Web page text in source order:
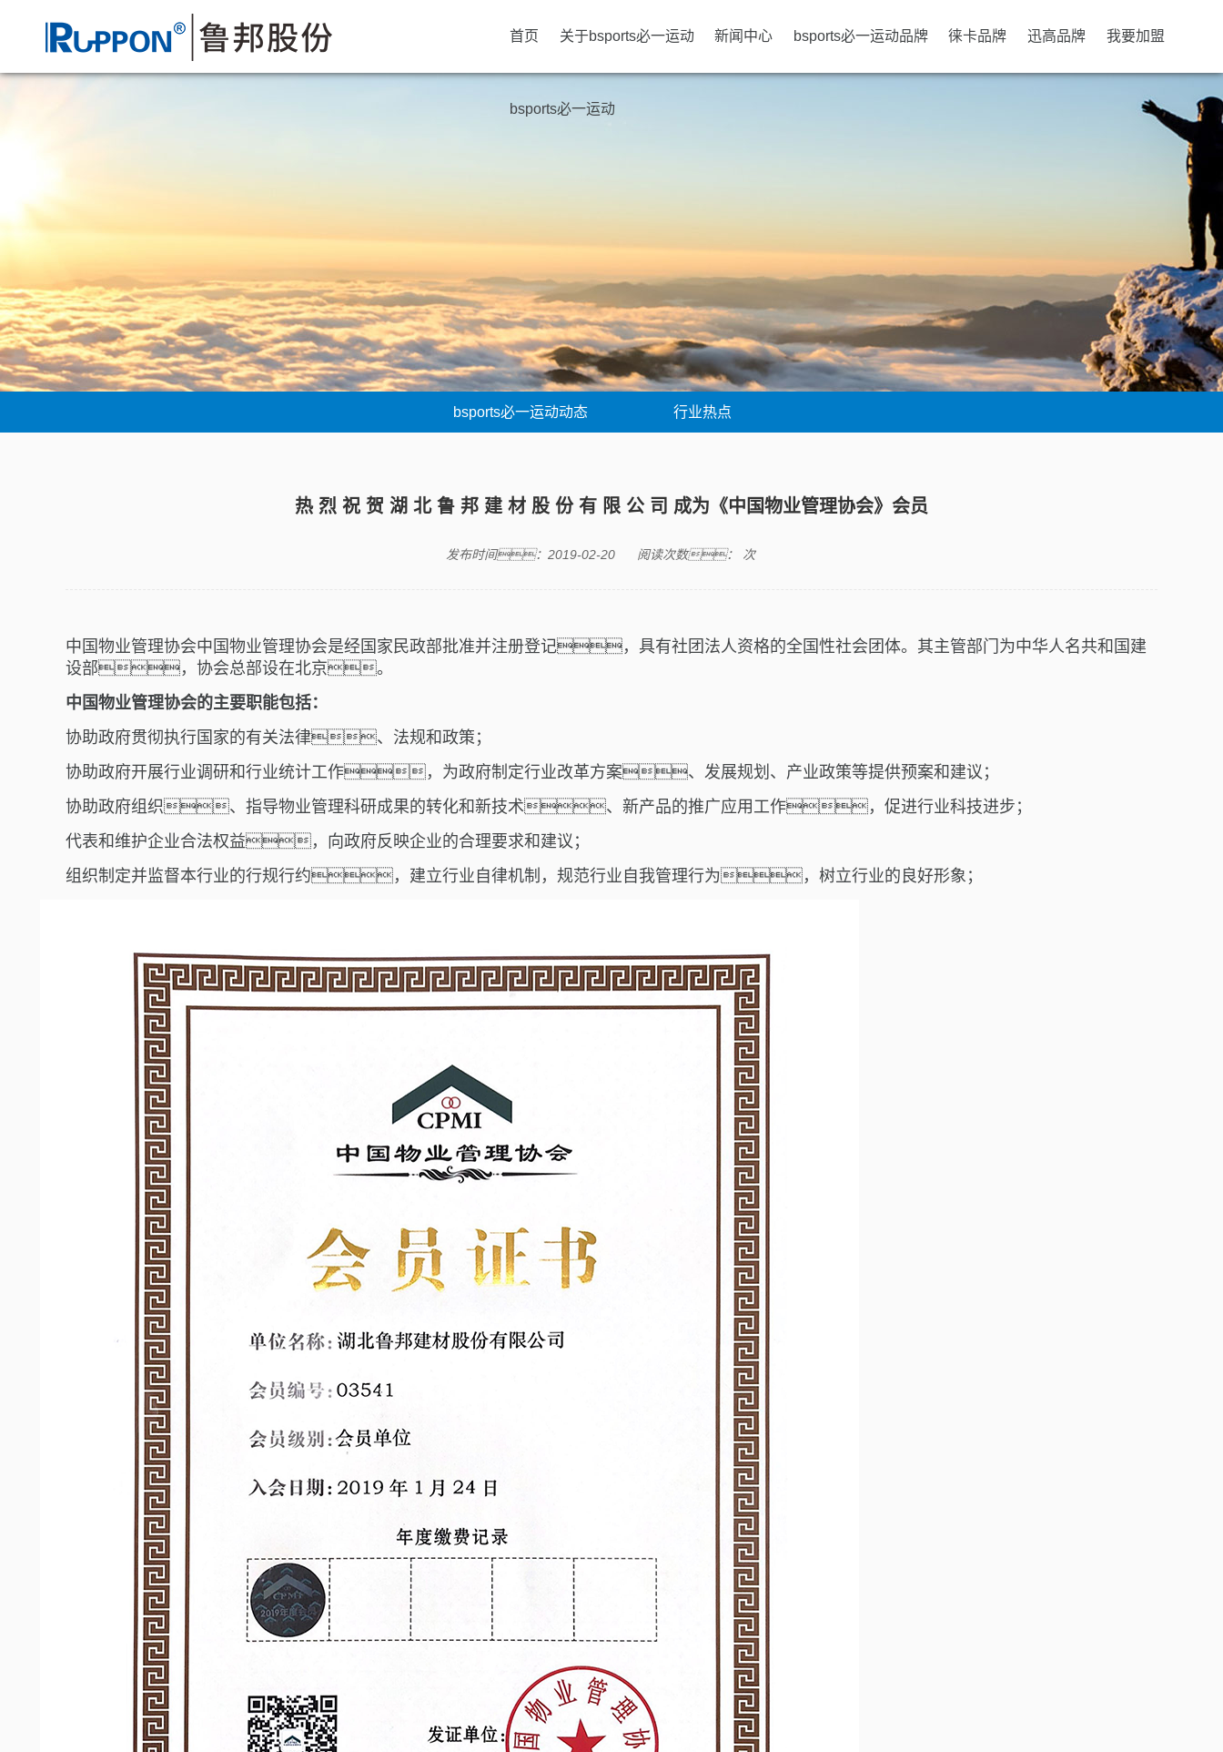
首页 关于bsports必一运动 新闻中心 bsports必一运动品牌 徕卡品牌 迅高品牌 我要加盟
bsports必一运动
bsports必一运动动态 行业热点
热 烈 祝 贺 湖 北 鲁 邦 建 材 股 份 有 限 公 司 成为《中国物业管理协会》会员
发布时间：2019-02-20 阅读次数： 次
中国物业管理协会中国物业管理协会是经国家民政部批准并注册登记，具有社团法人资格的全国性社会团体。其主管部门为中华人名共和国建
设部，协会总部设在北京。
中国物业管理协会的主要职能包括：
协助政府贯彻执行国家的有关法律、法规和政策；
协助政府开展行业调研和行业统计工作，为政府制定行业改革方案、发展规划、产业政策等提供预案和建议；
协助政府组织、指导物业管理科研成果的转化和新技术、新产品的推广应用工作，促进行业科技进步；
代表和维护企业合法权益，向政府反映企业的合理要求和建议；
组织制定并监督本行业的行规行约，建立行业自律机制，规范行业自我管理行为，树立行业的良好形象；